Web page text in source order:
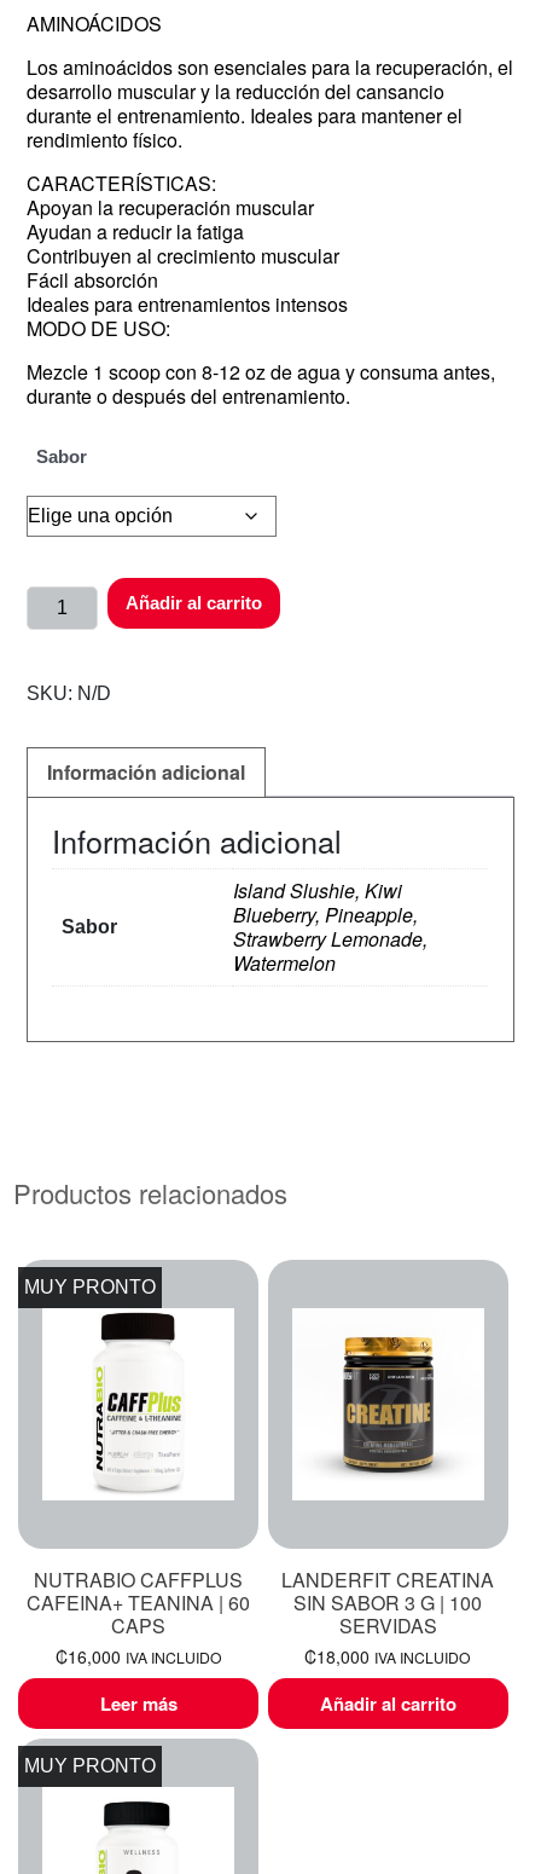
AMINOÁCIDOS
Los aminoácidos son esenciales para la recuperación, el
desarrollo muscular y la reducción del cansancio
durante el entrenamiento. Ideales para mantener el
rendimiento físico.
CARACTERÍSTICAS:
Apoyan la recuperación muscular
Ayudan a reducir la fatiga
Contribuyen al crecimiento muscular
Fácil absorción
Ideales para entrenamientos intensos
MODO DE USO:
Mezcle 1 scoop con 8-12 oz de agua y consuma antes,
durante o después del entrenamiento.
Sabor
Añadir al carrito
SKU: N/D
Información adicional
Información adicional
Sabor
Island Slushie, Kiwi
Blueberry, Pineapple,
Strawberry Lemonade,
Watermelon
Productos relacionados
MUY PRONTO
NUTRABIO CAFFPLUS
CAFEINA+ TEANINA | 60
CAPS
₡16,000 IVA INCLUIDO
Leer más
LANDERFIT CREATINA
SIN SABOR 3 G | 100
SERVIDAS
₡18,000 IVA INCLUIDO
Añadir al carrito
MUY PRONTO